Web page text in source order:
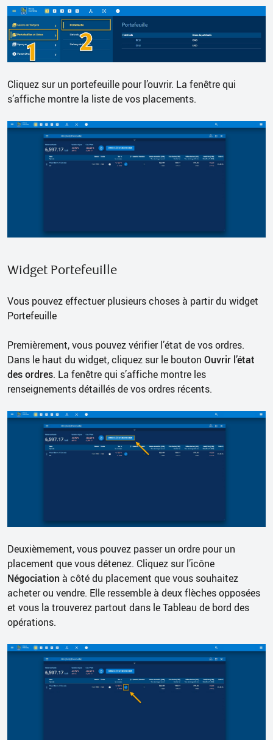
Cliquez sur un portefeuille pour l’ouvrir. La fenêtre qui
s’affiche montre la liste de vos placements.
Widget Portefeuille
Vous pouvez effectuer plusieurs choses à partir du widget
Portefeuille
Premièrement, vous pouvez vérifier l’état de vos ordres.
Dans le haut du widget, cliquez sur le bouton Ouvrir l’état
des ordres. La fenêtre qui s’affiche montre les
renseignements détaillés de vos ordres récents.
Deuxièmement, vous pouvez passer un ordre pour un
placement que vous détenez. Cliquez sur l’icône
Négociation à côté du placement que vous souhaitez
acheter ou vendre. Elle ressemble à deux flèches opposées
et vous la trouverez partout dans le Tableau de bord des
opérations.